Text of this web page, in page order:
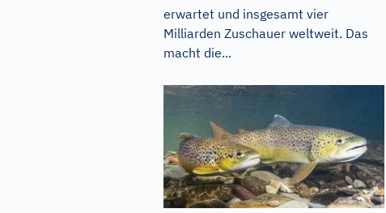
erwartet und insgesamt vier
Milliarden Zuschauer weltweit. Das
macht die...